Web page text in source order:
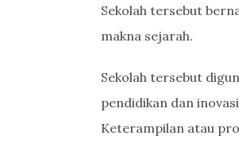
Sekolah tersebut
makna sejarah.
Sekolah tersebut
pendidikan dan
Keterampilan atau